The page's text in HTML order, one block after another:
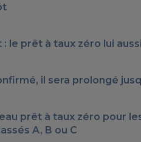
le prêt à taux zéro lui aussi
il sera prolongé
prêt à taux zéro pour
A, B ou C